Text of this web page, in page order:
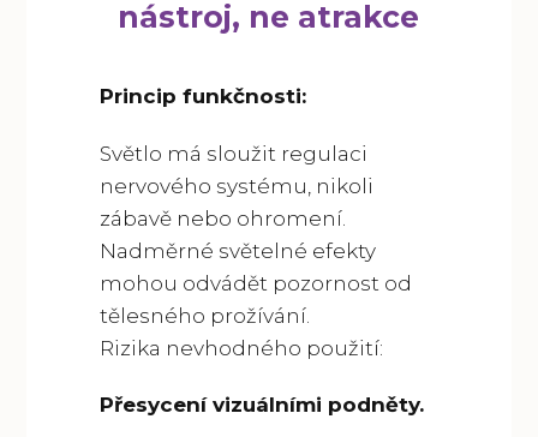
nástroj, ne atrakce
Princip funkčnosti:
Světlo má sloužit regulaci
nervového systému, nikoli
zábavě nebo ohromení.
Nadměrné světelné efekty
mohou odvádět pozornost od
tělesného prožívání.
Rizika nevhodného použití:
Přesycení vizuálními podněty.